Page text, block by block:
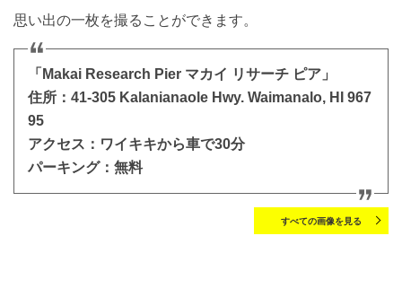
思い出の一枚を撮ることができます。
「Makai Research Pier マカイ リサーチ ピア」
住所：41-305 Kalanianaole Hwy. Waimanalo, HI 967
95
アクセス：ワイキキから車で30分
パーキング：無料
すべての画像を見る